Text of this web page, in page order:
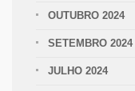
OUTUBRO 2024
SETEMBRO 2024
JULHO 2024